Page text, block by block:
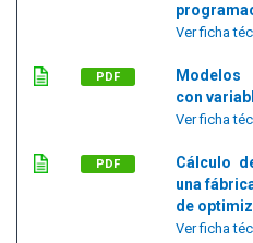
Ver ficha
PDF
Modelos
con
Ver ficha
PDF
Cálculo
una
de
Ver ficha